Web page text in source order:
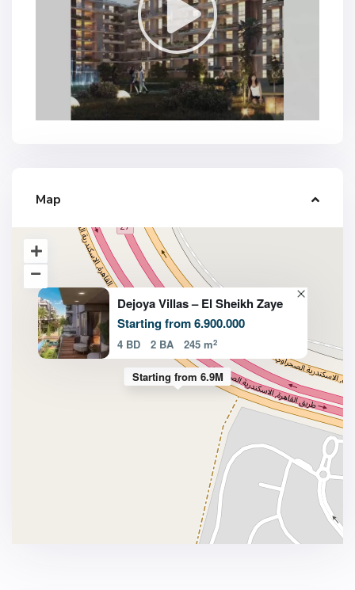
Map
Starting from 6.9M
Dejoya Villas – El Sheikh Zaye
Starting from 6.900.000
4 BD 2 BA 245 m2